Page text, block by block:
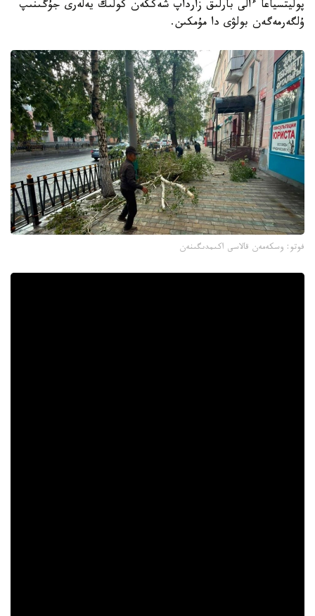
پوليتسياعا ءالى بارلىق زارداپ شەككەن كولىك يەلەرى جۇگىنىپ
ۇلگەرمەگەن بولۋى دا مۇمكىن.
فوتو: وسكەمەن قالاسى اكىمدىگىنەن